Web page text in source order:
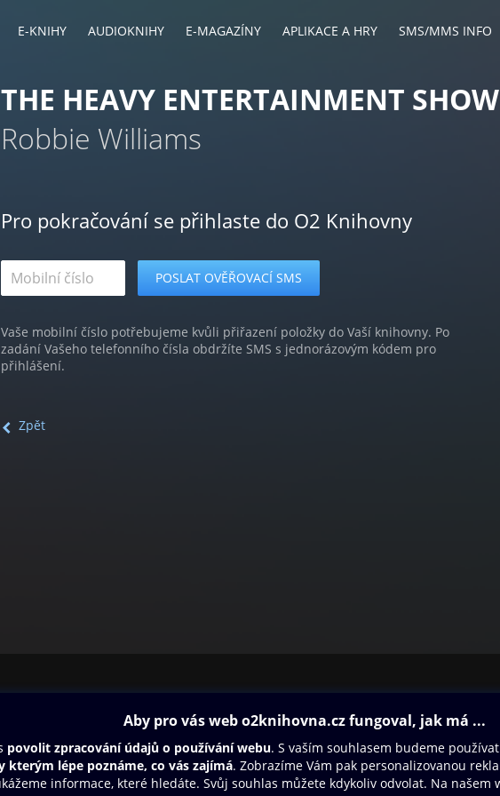
E-KNIHY AUDIOKNIHY E-MAGAZÍNY APLIKACE A HRY SMS/MMS INFO
THE HEAVY ENTERTAINMENT SHOW
Robbie Williams
Pro pokračování se přihlaste do O2 Knihovny
Vaše mobilní číslo potřebujeme kvůli přiřazení položky do Vaší knihovny. Po
zadání Vašeho telefonního čísla obdržíte SMS s jednorázovým kódem pro
přihlášení.
Zpět
Dárkový poukaz
Nápověda
Oneplay Originály
Sport